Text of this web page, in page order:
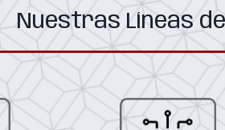
Nuestras Líneas